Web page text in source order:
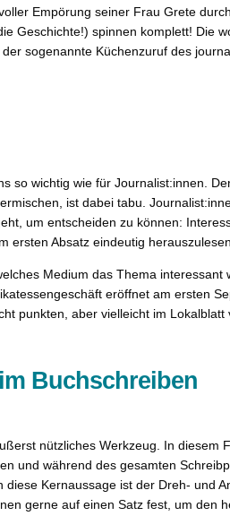
Empörung seiner Frau Grete
Geschichte!) spinnen komplett! Die
sogenannte Küchenzuruf des
so wichtig wie für Journalist:innen.
ist dabei tabu.
um entscheiden zu können:
ersten Absatz eindeutig
Medium das Thema interessant
eröffnet am ersten
punkten, aber vielleicht im Lokalblatt
Buchschreiben
nützliches Werkzeug. In diesem
und während des gesamten
Kernaussage ist der Dreh- und
gerne auf einen Satz fest, um den